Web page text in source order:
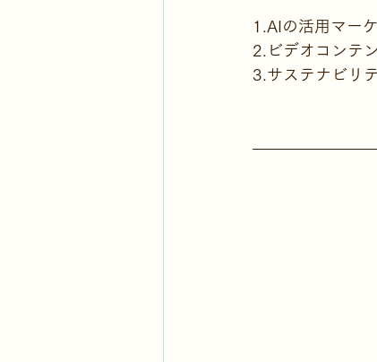
1.AIの活用マー
2.ビデオコンテ
3.サステナビリ